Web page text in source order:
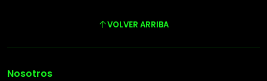
VOLVER ARRIBA
Nosotros